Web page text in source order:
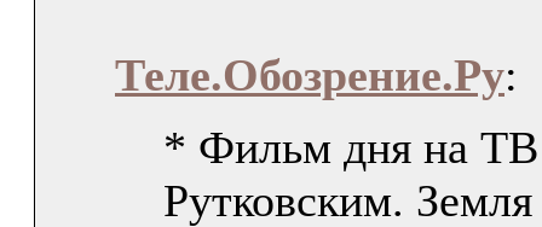
Теле.Обозрение.Ру:
* Фильм дня на
Рутковским. Земля